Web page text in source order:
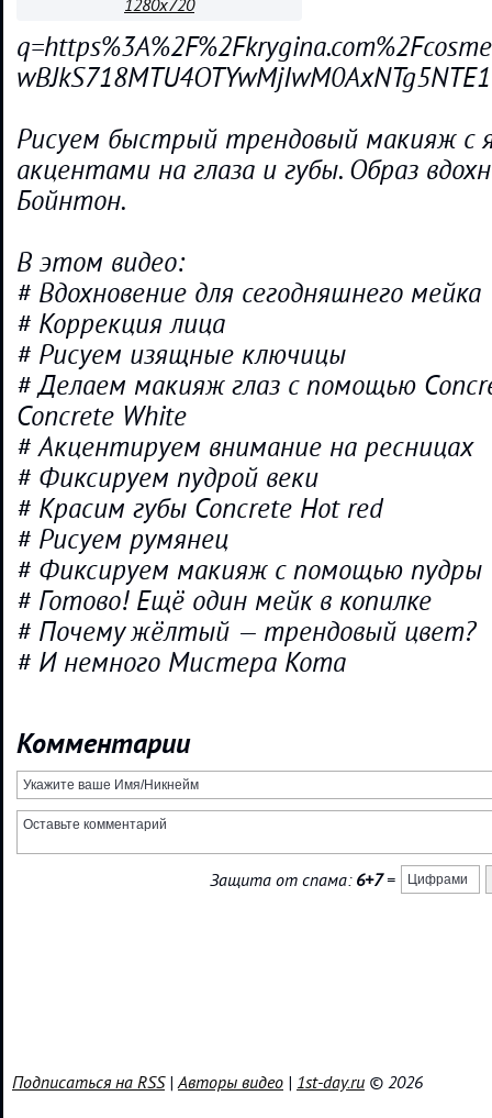
1280x720
Рисуем быстрый трендовый макияж с
акцентами на глаза и губы. Образ
Бойнтон.
В этом видео:
# Вдохновение для сегодняшнего мейка
# Коррекция лица
# Рисуем изящные ключицы
# Делаем макияж глаз с помощью
Concrete White
# Акцентируем внимание на ресницах
# Фиксируем пудрой веки
# Красим губы Concrete Hot red
# Рисуем румянец
# Фиксируем макияж с помощью пудры
# Готово! Ещё один мейк в копилке
# Почему жёлтый — трендовый цвет?
# И немного Мистера Кота
Комментарии
Защита от спама: 6+7=
Подписаться на RSS|Авторы видео | 1st-day.ru © 2026